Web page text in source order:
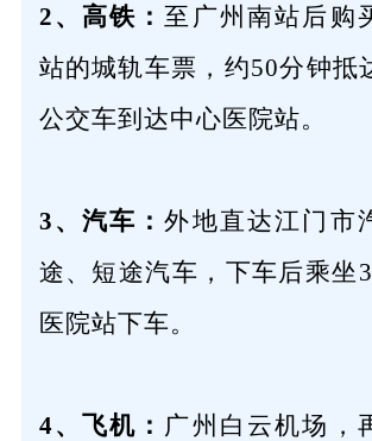
2、高铁：至广州南站后购
站的城轨车票，约50分钟抵
公交车到达中心医院站。
3、汽车：外地直达江门市
途、短途汽车，下车后乘坐
医院站下车。
4、飞机： 广州白云机场，